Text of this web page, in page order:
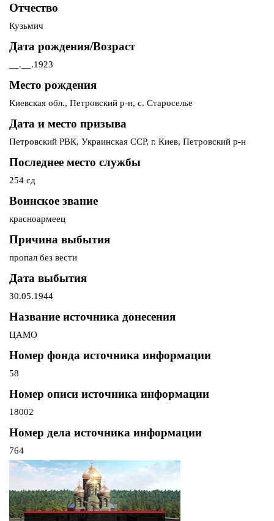
Отчество
Кузьмич
Дата рождения/Возраст
__.__.1923
Место рождения
Киевская обл., Петровский р-н, с. Староселье
Дата и место призыва
Петровский РВК, Украинская ССР, г. Киев, Петровский р-н
Последнее место службы
254 сд
Воинское звание
красноармеец
Причина выбытия
пропал без вести
Дата выбытия
30.05.1944
Название источника донесения
ЦАМО
Номер фонда источника информации
58
Номер описи источника информации
18002
Номер дела источника информации
764